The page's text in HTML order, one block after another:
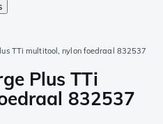
TTi multitool, nylon foedraal 832537
Plus TTi
832537